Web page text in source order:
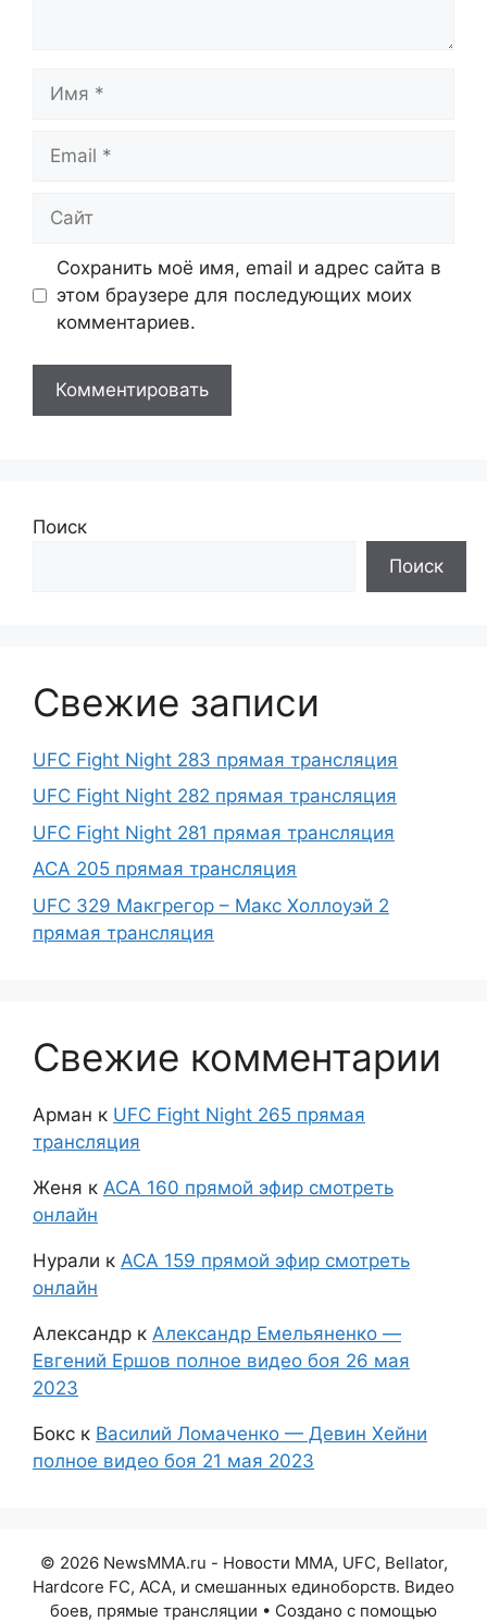
Имя
Email
Сайт
Сохранить моё имя, email и адрес сайта в
этом браузере для последующих моих
комментариев.
Поиск
Поиск
Свежие записи
UFC Fight Night 283 прямая трансляция
UFC Fight Night 282 прямая трансляция
UFC Fight Night 281 прямая трансляция
ACA 205 прямая трансляция
UFC 329 Макгрегор – Макс Холлоуэй 2
прямая трансляция
Свежие комментарии
Арман к UFC Fight Night 265 прямая
трансляция
Женя к АСА 160 прямой эфир смотреть
онлайн
Нурали к АСА 159 прямой эфир смотреть
онлайн
Александр к Александр Емельяненко —
Евгений Ершов полное видео боя 26 мая
2023
Бокс к Василий Ломаченко — Девин Хейни
полное видео боя 21 мая 2023
© 2026 NewsMMA.ru - Новости ММА, UFC, Bellator,
Hardcore FC, ACA, и смешанных единоборств. Видео
боев, прямые трансляции • Создано с помощью